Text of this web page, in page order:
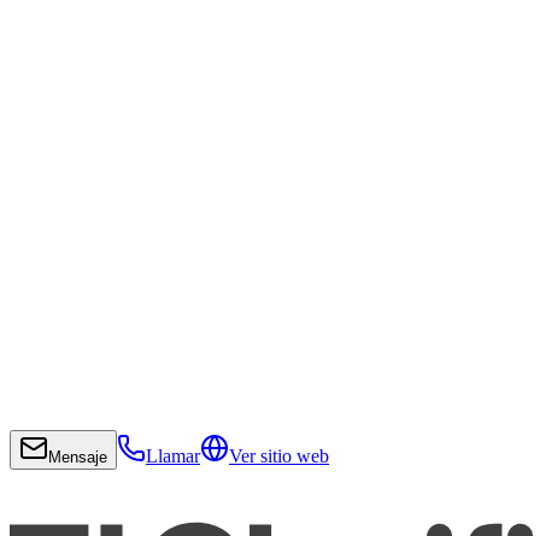
Mensaje Llamar Ver sitio web